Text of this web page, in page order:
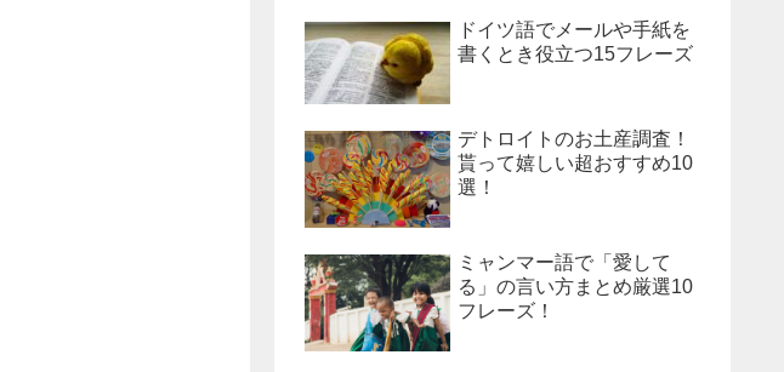
ドイツ語でメールや手紙を
書くとき役立つ15フレーズ
デトロイトのお土産調査！
貰って嬉しい超おすすめ10
選！
ミャンマー語で「愛して
る」の言い方まとめ厳選10
フレーズ！